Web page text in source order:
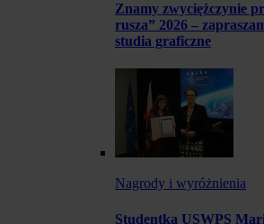
Znamy zwyciężczynie
rusza” 2026 –
studia graficzne
Nagrody i wyróżnienia
Studentka USWPS